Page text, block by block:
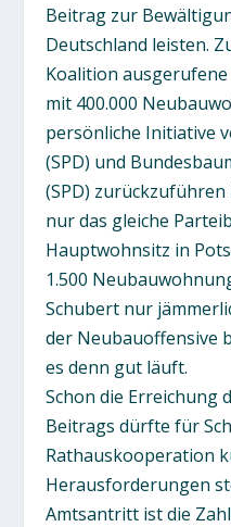
Beitrag zur
Deutschland leisten.
Koalition
mit 400.000
persönliche Initiative
(SPD) und
(SPD)
nur das gleiche
Hauptwohnsitz in
1.500
Schubert nur
der Neubauoffensive
es denn gut läuft.
Schon die Erreichung
Beitrags dürfte für
Rathauskooperation
Herausforderungen
Amtsantritt ist die